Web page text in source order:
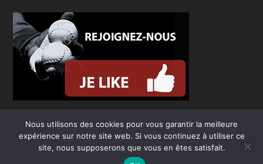
Nous utilisons des cookies pour vous garantir la meilleure
expérience sur notre site web. Si vous continuez à utiliser ce
site, nous supposerons que vous en êtes satisfait.